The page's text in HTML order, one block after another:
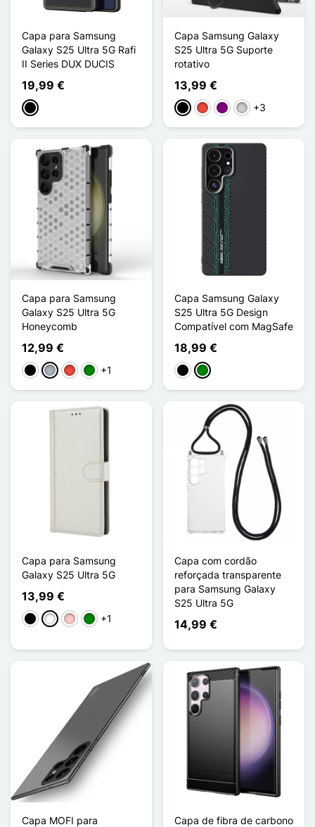
Capa para Samsung
Galaxy S25 Ultra 5G Rafi
II Series DUX DUCIS
19,99 €
Preto
Capa Samsung Galaxy
S25 Ultra 5G Suporte
rotativo
13,99 €
PretoVermelho
Púrpura
Prata+3
Capa para Samsung
Galaxy S25 Ultra 5G
Honeycomb
12,99 €
PretoCinzentoVermelho
Verde
+1
Capa Samsung Galaxy
S25 Ultra 5G Design
Compatível com MagSafe
18,99 €
PretoVerde
Capa para Samsung
Galaxy S25 Ultra 5G
13,99 €
PretoBrancoRosaVerde
+1
Capa com cordão
reforçada transparente
para Samsung Galaxy
S25 Ultra 5G
14,99 €
Capa MOFI para
Capa de fibra de carbono